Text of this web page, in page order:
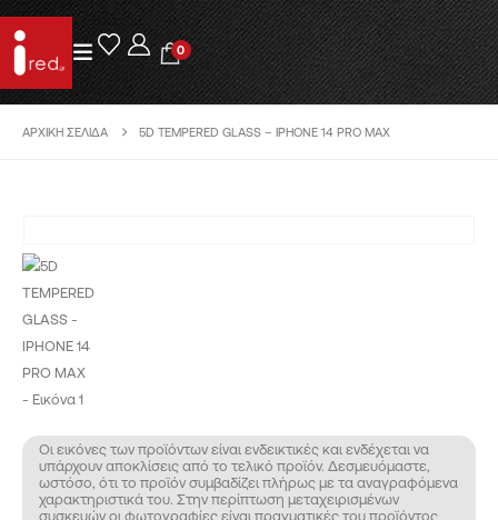
0
ΑΡΧΙΚΉ ΣΕΛΊΔΑ 5D TEMPERED GLASS – IPHONE 14 PRO MAX
Οι εικόνες των προϊόντων είναι ενδεικτικές και ενδέχεται να
υπάρχουν αποκλίσεις από το τελικό προϊόν. Δεσμευόμαστε,
ωστόσο, ότι το προϊόν συμβαδίζει πλήρως με τα αναγραφόμενα
χαρακτηριστικά του. Στην περίπτωση μεταχειρισμένων
συσκευών οι φωτογραφίες είναι πραγματικές του προϊόντος